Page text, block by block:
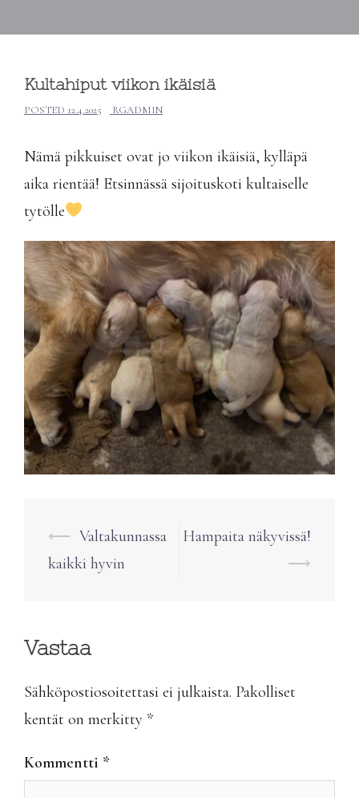
Kultahiput viikon ikäisiä
POSTED 12.4.2025 RGADMIN
Nämä pikkuiset ovat jo viikon ikäisiä, kylläpä
aika rientää! Etsinnässä sijoituskoti kultaiselle
tytölle
Post
navigation
⟵ Valtakunnassa
kaikki hyvin
Hampaita näkyvissä!
⟶
Vastaa
Sähköpostiosoitettasi ei julkaista. Pakolliset
kentät on merkitty *
Kommentti *